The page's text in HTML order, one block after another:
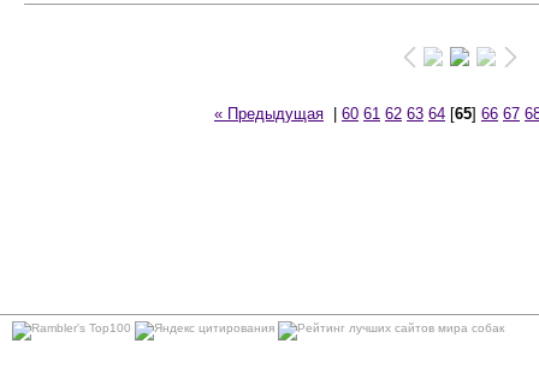
« Предыдущая 60 61 62 63 64 [65] 66 67